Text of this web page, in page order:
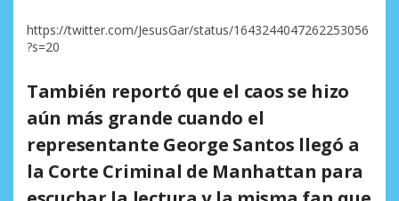
https://twitter.com/JesusGar/status/1643244047262253056
?s=20
También reportó que el caos se hizo
aún más grande cuando el
representante George Santos llegó a
la Corte Criminal de Manhattan para